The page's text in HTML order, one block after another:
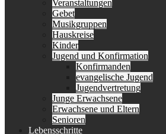
Veranstaltungen
Gebet
Musikgruppen
Hauskreise
Kinder
Jugend und Konfirmation
Konfirmanden
evangelische Jugend
Jugendvertretung
Junge Erwachsene
Erwachsene und Eltern
Senioren
Lebensschritte